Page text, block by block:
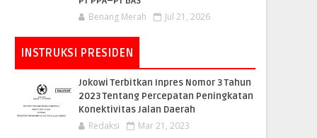
Benang Merah Jul 21, 2026
INSTRUKSI PRESIDEN
Jokowi Terbitkan Inpres Nomor 3 Tahun
2023 Tentang Percepatan Peningkatan
Konektivitas Jalan Daerah
Redaksi Mar 21, 2023